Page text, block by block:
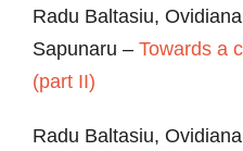
Radu Baltasiu,
Sapunaru – Towards a
(part II)
Radu Baltasiu,